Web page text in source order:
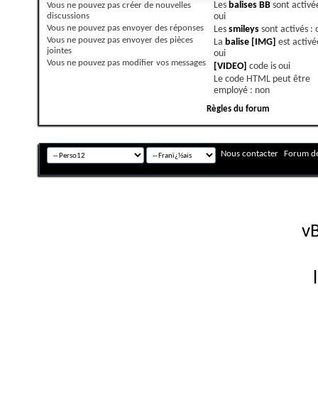
Vous ne pouvez pas créer de nouvelles
discussions
Vous ne pouvez pas envoyer des réponses
Vous ne pouvez pas envoyer des pièces
jointes
Vous ne pouvez pas modifier vos messages
Les balises BBsont
oui
Les smileyssont activés :
La balise [IMG]
est
oui
[VIDEO] code is oui
Le code HTML peut être
employé : non
Règles du forum
Nous contacter Forum